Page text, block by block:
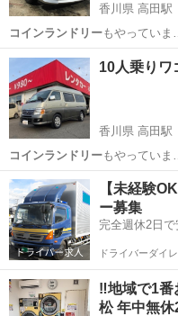
香川県 高田駅
コインランドリーもやっていま
香川 高松市 高田駅
10人乗りワ
香川県 高田駅
コインランドリーもやっていま
香川 高松市 高田駅
【未経験
ー募集
完全週休2日
ドライバーダイ
‼️地域で1番
松 年中無